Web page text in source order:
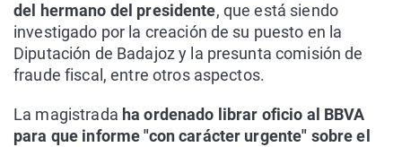
del hermano del presidente, que está siendo
investigado por la creación de su puesto en la
Diputación de Badajoz y la presunta comisión de
fraude fiscal, entre otros aspectos.
La magistrada ha ordenado librar oficio al BBVA
para que informe "con carácter urgente" sobre el